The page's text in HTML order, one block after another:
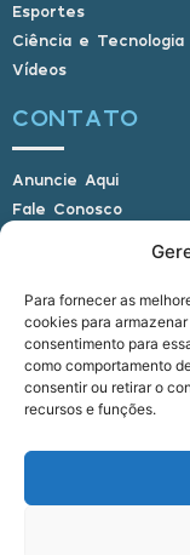
Para fornecer as
cookies para
consentimento para
como comportamento
consentir ou retirar o
recursos e funções.
Esportes
Ciência e Tecnologia
Vídeos
CONTATO
Anuncie Aqui
Fale Conosco
E-mail:
Telefone:
Rua do Sau
© 2022 - 2026